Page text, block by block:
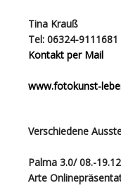
Tina Krauß
Tel: 06324-9111681
Kontakt per Mail
www.fotokunst-
Verschiedene
Palma 3.0/ 08.-
Arte